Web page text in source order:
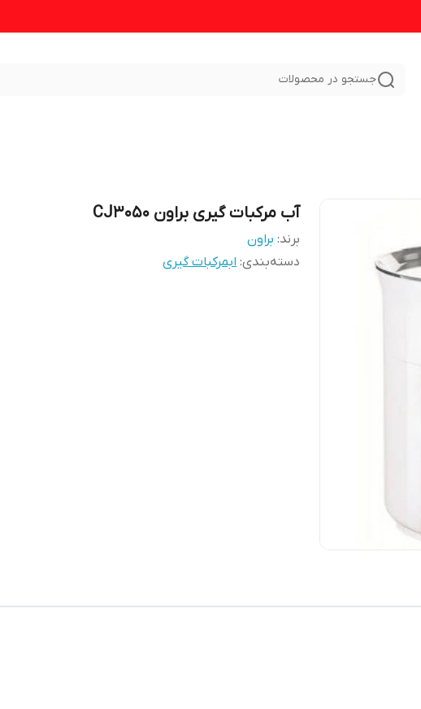
جستجو در محصولات
آب مرکبات گیری براون CJ3050
برند: براون
دسته‌بندی:ابمرکبات گیری